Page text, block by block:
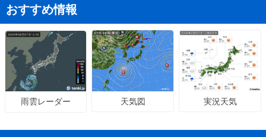
おすすめ情報
雨雲レーダー 天気図 実況天気